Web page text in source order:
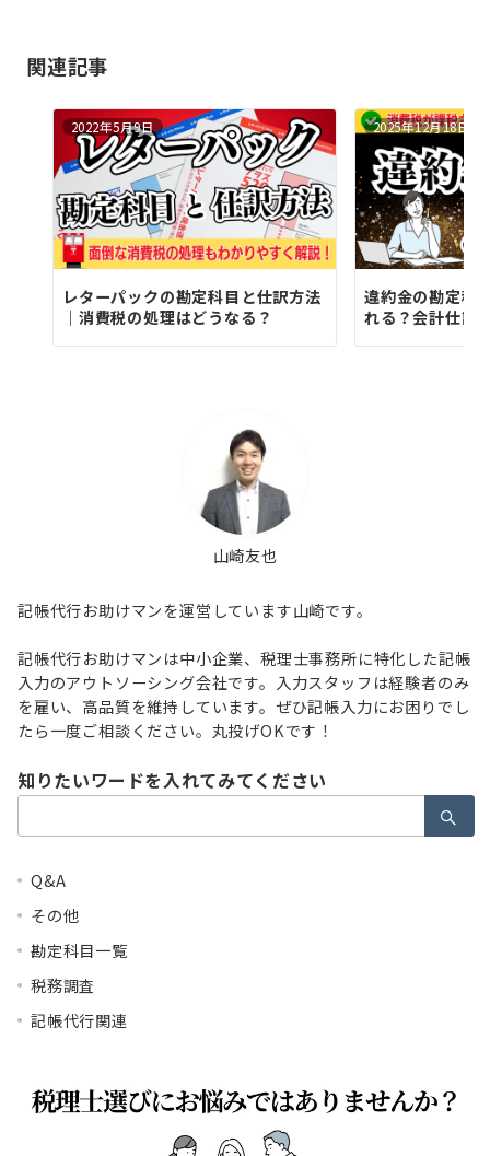
ン
関連記事
2022年5月9日
レターパックの勘定科目と仕訳方法
｜消費税の処理はどうなる？
2025年12月18日
違約金の勘定科
れる？会計仕訳
山崎友也
記帳代行お助けマンを運営しています山崎です。
記帳代行お助けマンは中小企業、税理士事務所に特化した記帳
入力のアウトソーシング会社です。入力スタッフは経験者のみ
を雇い、高品質を維持しています。ぜひ記帳入力にお困りでし
たら一度ご相談ください。丸投げOKです！
知りたいワードを入れてみてください
索：
Q&A
その他
勘定科目一覧
税務調査
記帳代行関連